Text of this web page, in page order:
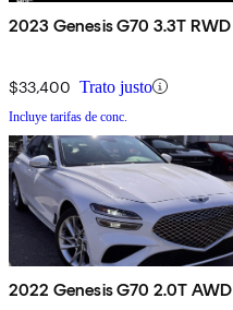
2023 Genesis G70 3.3T RWD
$33,400 Trato justo
Incluye tarifas de conc.
2022 Genesis G70 2.0T AWD